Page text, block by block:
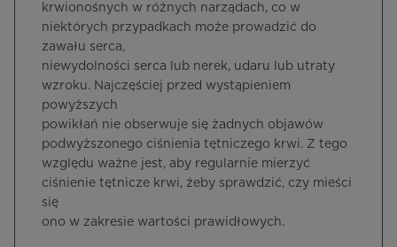
krwionośnych w różnych narządach, co w
niektórych przypadkach może prowadzić do
zawału serca,
niewydolności serca lub nerek, udaru lub utraty
wzroku. Najczęściej przed wystąpieniem
powyższych
powikłań nie obserwuje się żadnych objawów
podwyższonego ciśnienia tętniczego krwi. Z tego
względu ważne jest, aby regularnie mierzyć
ciśnienie tętnicze krwi, żeby sprawdzić, czy mieści
się
ono w zakresie wartości prawidłowych.